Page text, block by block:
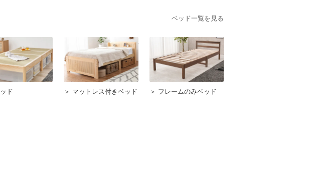
ベッド一覧を見る
ド ＞ マットレス付きベッド ＞ フレームのみベッド